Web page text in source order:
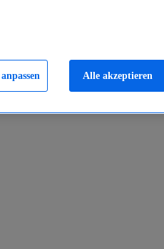
Alle akzeptieren